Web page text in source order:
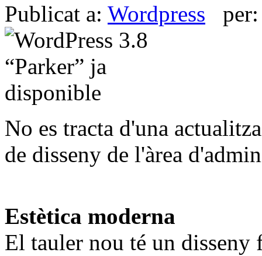
Publicat a: Wordpress
No es tracta d'una
de disseny de l'àrea
Estètica moderna
El tauler nou té un disseny